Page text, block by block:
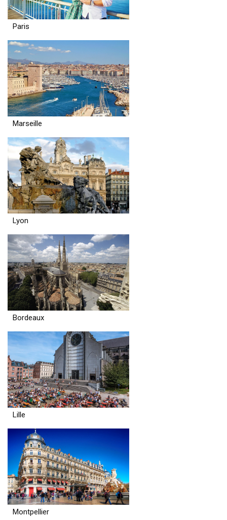
Paris
Marseille
Lyon
Bordeaux
Lille
Montpellier